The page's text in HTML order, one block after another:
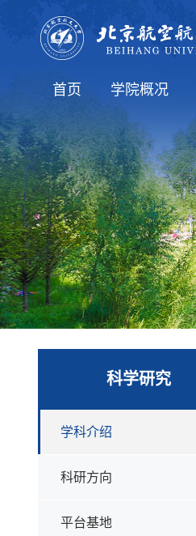
首页 学院概况
学院简介
院长致辞
历史沿革
学院领导
学院机构
科学研究
学科介绍
科研方向
平台基地